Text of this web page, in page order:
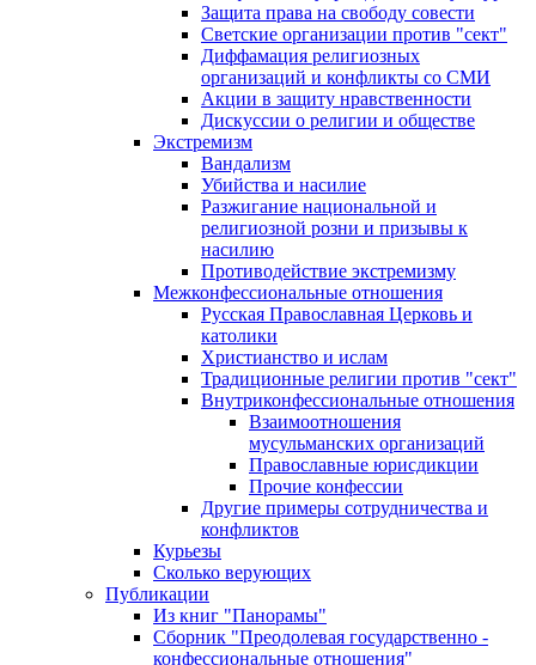
Защита права на свободу совести
Светские организации против "сект"
Диффамация религиозных
организаций и конфликты со СМИ
Акции в защиту нравственности
Дискуссии о религии и обществе
Экстремизм
Вандализм
Убийства и насилие
Разжигание национальной и
религиозной розни и призывы к
насилию
Противодействие экстремизму
Межконфессиональные отношения
Русская Православная Церковь и
католики
Христианство и ислам
Традиционные религии против "сект"
Внутриконфессиональные отношения
Взаимоотношения
мусульманских организаций
Православные юрисдикции
Прочие конфессии
Другие примеры сотрудничества и
конфликтов
Курьезы
Сколько верующих
Публикации
Из книг "Панорамы"
Сборник "Преодолевая государственно -
конфессиональные отношения"